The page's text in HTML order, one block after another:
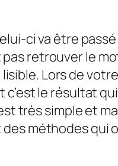
ci va être
retrouver le
Lors de
le résultat
très simple et
méthodes qui